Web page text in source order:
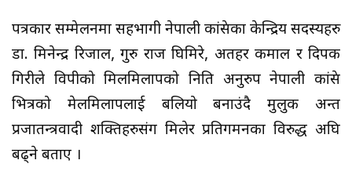
पत्रकार सम्मेलनमा सहभागी नेपाली कांग्रेसका केन्द्रिय सदस्यहरु
डा. मिनेन्द्र रिजाल, गुरु राज घिमिरे, अतहर कमाल र दिपक
गिरीले विपीको मिलमिलापको निति अनुरुप नेपाली कांग्रेस
भित्रको मेलमिलापलाई बलियो बनाउंदै मुलुक अन्त
प्रजातन्त्रवादी शक्तिहरुसंग मिलेर प्रतिगमनका विरुद्ध अघि
बढ्ने बताए ।